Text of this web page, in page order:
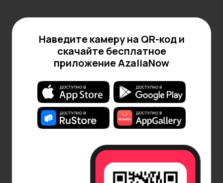
Наведите камеру на QR-код и
скачайте бесплатное
приложение AzaliaNow